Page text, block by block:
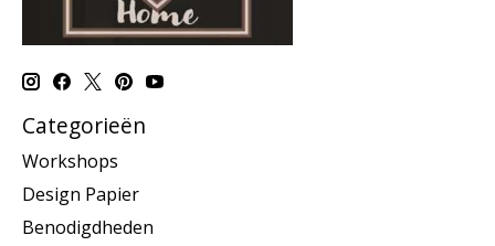
Categorieën
Workshops
Design Papier
Benodigdheden